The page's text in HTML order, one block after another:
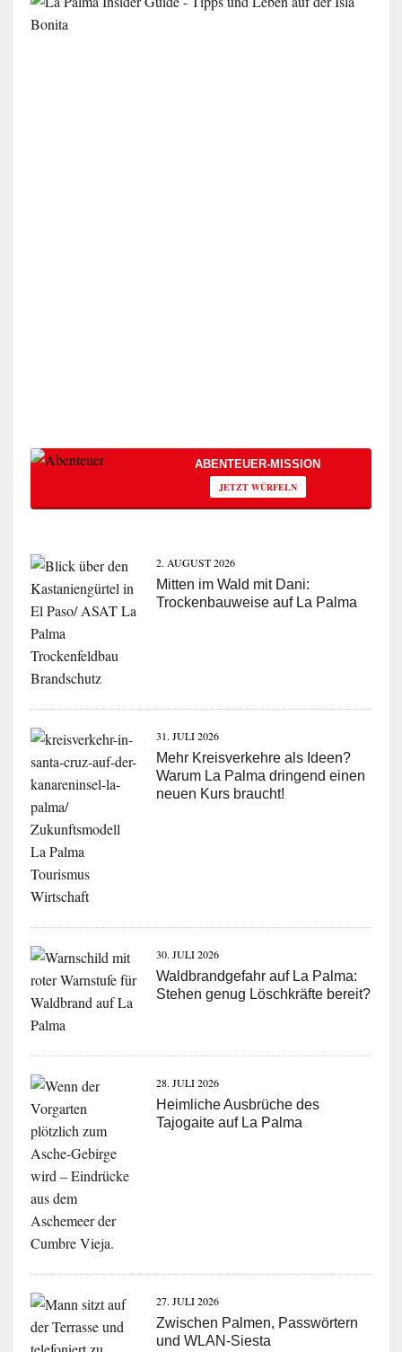
ABENTEUER-MISSION
JETZT WÜRFELN
2. AUGUST 2026
Mitten im Wald mit Dani:
Trockenbauweise auf La Palma
31. JULI 2026
Mehr Kreisverkehre als Ideen?
Warum La Palma dringend einen
neuen Kurs braucht!
30. JULI 2026
Waldbrandgefahr auf La Palma:
Stehen genug Löschkräfte bereit?
28. JULI 2026
Heimliche Ausbrüche des
Tajogaite auf La Palma
27. JULI 2026
Zwischen Palmen, Passwörtern
und WLAN-Siesta